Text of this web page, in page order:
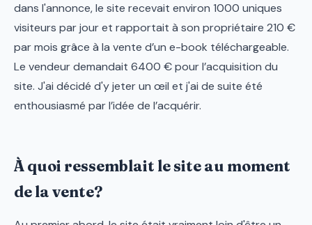
dans l'annonce, le site recevait environ 1000 uniques
visiteurs par jour et rapportait à son propriétaire 210 €
par mois grâce à la vente d’un e-book téléchargeable.
Le vendeur demandait 6400 € pour l’acquisition du
site. J'ai décidé d'y jeter un œil et j'ai de suite été
enthousiasmé par l’idée de l’acquérir.
À quoi ressemblait le site au moment
de la vente?